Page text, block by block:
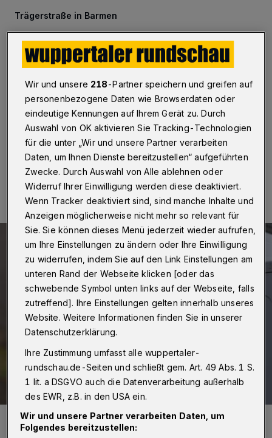
Trägerstraße in Barmen
Wäschetrockner löst
Feuerwehr-Einsatz aus
·
In einem Mehrfamilienhaus an der Barmer
Trägerstraße hat am Mittwochmittag (6. Juli 2022) ein
Wäschetrockner gebrannt.
06.07.2022 , 17:22 Uhr Eine Minute Lesezeit
Das Corpus delicti.
Foto: Christoph Petersen
Wir und unsere 218-Partner speichern und greifen auf
personenbezogene Daten wie Browserdaten oder
eindeutige Kennungen auf Ihrem Gerät zu. Durch
Auswahl von OK aktivieren Sie Tracking-Technologien
für die unter „Wir und unsere Partner verarbeiten
Daten, um Ihnen Dienste bereitzustellen“ aufgeführten
Zwecke. Durch Auswahl von Alle ablehnen oder
Widerruf Ihrer Einwilligung werden diese deaktiviert.
Wenn Tracker deaktiviert sind, sind manche Inhalte und
Anzeigen möglicherweise nicht mehr so relevant für
Sie. Sie können dieses Menü jederzeit wieder aufrufen,
um Ihre Einstellungen zu ändern oder Ihre Einwilligung
zu widerrufen, indem Sie auf den Link Einstellungen am
unteren Rand der Webseite klicken [oder das
schwebende Symbol unten links auf der Webseite, falls
zutreffend]. Ihre Einstellungen gelten innerhalb unseres
Website. Weitere Informationen finden Sie in unserer
Datenschutzerklärung.
Ihre Zustimmung umfasst alle wuppertaler-
rundschau.de-Seiten und schließt gem. Art. 49 Abs. 1 S.
1 lit. a DSGVO auch die Datenverarbeitung außerhalb
des EWR, z.B. in den USA ein.
Wir und unsere Partner verarbeiten Daten, um
Folgendes bereitzustellen: